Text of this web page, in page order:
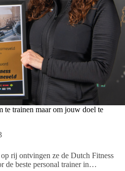
te trainen maar om jouw doel te
rij ontvingen ze de Dutch Fitness
de beste personal trainer in…